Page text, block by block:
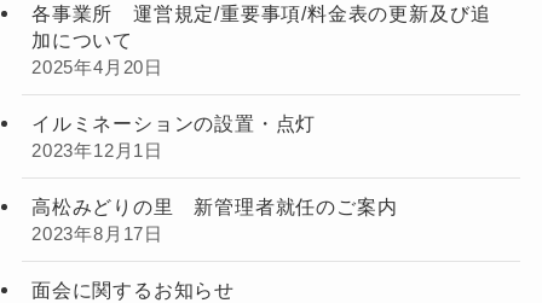
各事業所 運営規定/重要事項/料金表の更新及び追
加について
2025年4月20日
イルミネーションの設置・点灯
2023年12月1日
高松みどりの里 新管理者就任のご案内
2023年8月17日
面会に関するお知らせ